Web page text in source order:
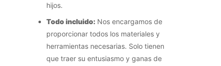
hijos.
Todo incluido: Nos encargamos de
proporcionar todos los materiales y
herramientas necesarias. Solo tienen
que traer su entusiasmo y ganas de